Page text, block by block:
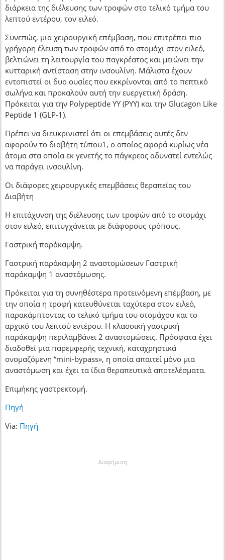
διάρκεια της διέλευσης των τροφών στο τελικό τμήμα του
λεπτού εντέρου, τον ειλεό.
Συνεπώς, μια χειρουργική επέμβαση, που επιτρέπει πιο
γρήγορη έλευση των τροφών από το στομάχι στον ειλεό,
βελτιώνει τη λειτουργία του παγκρέατος και μειώνει την
κυτταρική αντίσταση στην ινσουλίνη. Μάλιστα έχουν
εντοπιστεί οι δυο ουσίες που εκκρίνονται από το πεπτικό
σωλήνα και προκαλούν αυτή την ευεργετική δράση.
Πρόκειται για την Polypeptide YY (PYY) και την Glucagon Like
Peptide 1 (GLP-1).
Πρέπει να διευκρινιστεί ότι οι επεμβάσεις αυτές δεν
αφορούν το διαβήτη τύπου1, ο οποίος αφορά κυρίως νέα
άτομα στα οποία εκ γενετής το πάγκρεας αδυνατεί εντελώς
να παράγει ινσουλίνη.
Οι διάφορες χειρουργικές επεμβάσεις θεραπείας του
Διαβήτη
Η επιτάχυνση της διέλευσης των τροφών από το στομάχι
στον ειλεό, επιτυγχάνεται με διάφορους τρόπους.
Γαστρική παράκαμψη.
Γαστρική παράκαμψη 2 αναστομώσεων Γαστρική
παράκαμψη 1 αναστόμωσης.
Πρόκειται για τη συνηθέστερα προτεινόμενη επέμβαση, με
την οποία η τροφή κατευθύνεται ταχύτερα στον ειλεό,
παρακάμπτοντας το τελικό τμήμα του στομάχου και το
αρχικό του λεπτού εντέρου. Η κλασσική γαστρική
παράκαμψη περιλαμβάνει 2 αναστομώσεις. Πρόσφατα έχει
διαδοθεί μια παρεμφερής τεχνική, καταχρηστικά
ονομαζόμενη “mini-bypass», η οποία απαιτεί μόνο μια
αναστόμωση και έχει τα ίδια θεραπευτικά αποτελέσματα.
Επιμήκης γαστρεκτομή.
Πηγή
Via: Πηγή
Διαφήμιση